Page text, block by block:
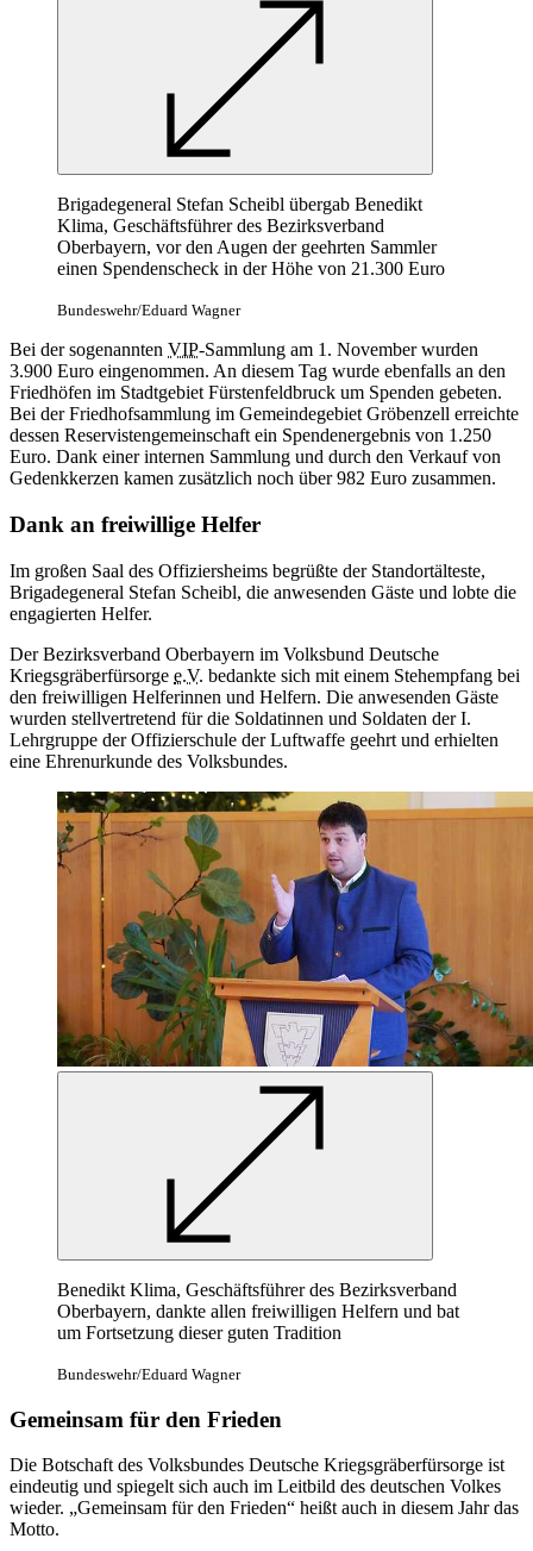
Brigadegeneral Stefan Scheibl übergab Benedikt
Klima, Geschäftsführer des Bezirksverband
Oberbayern, vor den Augen der geehrten Sammler
einen Spendenscheck in der Höhe von 21.300 Euro
Bundeswehr/Eduard Wagner
Bei der sogenannten VIP-Sammlung am 1. November wurden
3.900 Euro eingenommen. An diesem Tag wurde ebenfalls an den
Friedhöfen im Stadtgebiet Fürstenfeldbruck um Spenden gebeten.
Bei der Friedhofsammlung im Gemeindegebiet Gröbenzell erreichte
dessen Reservistengemeinschaft ein Spendenergebnis von 1.250
Euro. Dank einer internen Sammlung und durch den Verkauf von
Gedenkkerzen kamen zusätzlich noch über 982 Euro zusammen.
Dank an freiwillige Helfer
Im großen Saal des Offiziersheims begrüßte der Standortälteste,
Brigadegeneral Stefan Scheibl, die anwesenden Gäste und lobte die
engagierten Helfer.
Der Bezirksverband Oberbayern im Volksbund Deutsche
Kriegsgräberfürsorge e.V. bedankte sich mit einem Stehempfang bei
den freiwilligen Helferinnen und Helfern. Die anwesenden Gäste
wurden stellvertretend für die Soldatinnen und Soldaten der I.
Lehrgruppe der Offizierschule der Luftwaffe geehrt und erhielten
eine Ehrenurkunde des Volksbundes.
Benedikt Klima, Geschäftsführer des Bezirksverband
Oberbayern, dankte allen freiwilligen Helfern und bat
um Fortsetzung dieser guten Tradition
Bundeswehr/Eduard Wagner
Gemeinsam für den Frieden
Die Botschaft des Volksbundes Deutsche Kriegsgräberfürsorge ist
eindeutig und spiegelt sich auch im Leitbild des deutschen Volkes
wieder. „Gemeinsam für den Frieden“ heißt auch in diesem Jahr das
Motto.